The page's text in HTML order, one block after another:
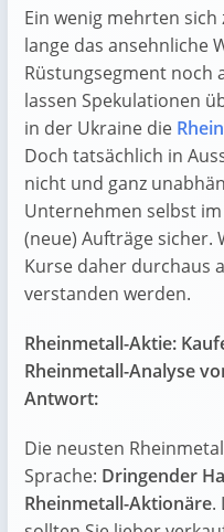
Ein wenig mehrten
lange das ansehnliche
Rüstungsegment noch
lassen Spekulationen
in der Ukraine die
Doch tatsächlich in
nicht und ganz
Unternehmen selbst
(neue) Aufträge sicher.
Kurse daher durchaus
verstanden werden.
Rheinmetall-Aktie:
Rheinmetall-Analyse
Antwort:
Die neusten
Sprache: Dringender
Rheinmetall-Aktionäre.